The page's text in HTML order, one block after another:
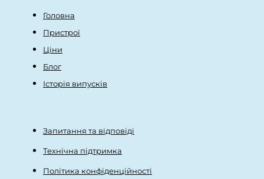
Головна
Пристрої
Ціни
Блог
Історія випусків
Запитання та відповіді
Технічна підтримка
Політика конфіденційності